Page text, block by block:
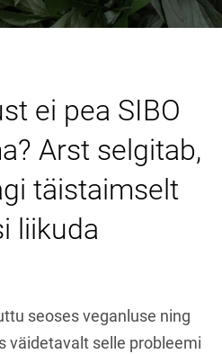
ei pea SIBO
Arst selgitab,
täistaimselt
liikuda
seoses veganluse ning
väidetavalt selle probleemi